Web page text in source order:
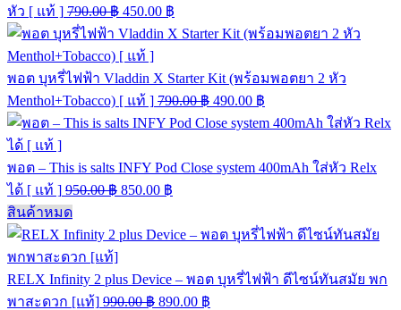
หัว [ แท้ ] 790.00฿ 450.00 ฿
พอต บุหรี่ไฟฟ้า Vladdin X Starter Kit (พร้อมพอตยา 2 หัว
Menthol+Tobacco) [ แท้ ] 790.00฿ 490.00 ฿
พอต – This is salts INFY Pod Close system 400mAh ใส่หัว Relx
ได้ [ แท้ ] 950.00฿ 850.00 ฿
สินค้าหมด
RELX Infinity 2 plus Device – พอต บุหรี่ไฟฟ้า ดีไซน์ทันสมัย พก
พาสะดวก [แท้] 990.00฿ 890.00 ฿